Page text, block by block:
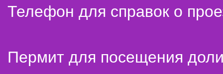
Телефон для справок о
Пермит для посещения